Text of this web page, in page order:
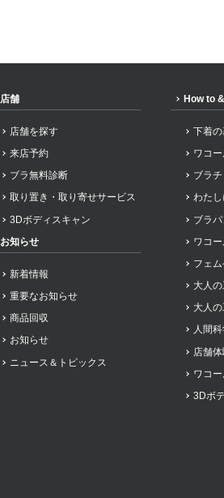
店舗
店舗を探す
来店予約
ブラ無料診断
取り置き・取り寄せサービス
3Dボディスキャン
お知らせ
新着情報
重要なお知らせ
商品回収
お知らせ
ニュース＆トピックス
How to
下着
ワコ
ブラ
わた
ブラパ
ワコ
フェ
大人
大人
人間
店舗体
ワコ
3Dボ